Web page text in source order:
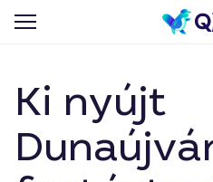
Ki nyújt